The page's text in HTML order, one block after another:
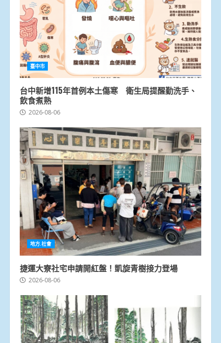
臺中市
台中新增115年首例本土傷寒 衛生局提醒勤洗手、
飲食煮熟
2026-08-06
地方.社會
捷運大寮社宅申請開紅盤！凱旋青樹接力登場
2026-08-06